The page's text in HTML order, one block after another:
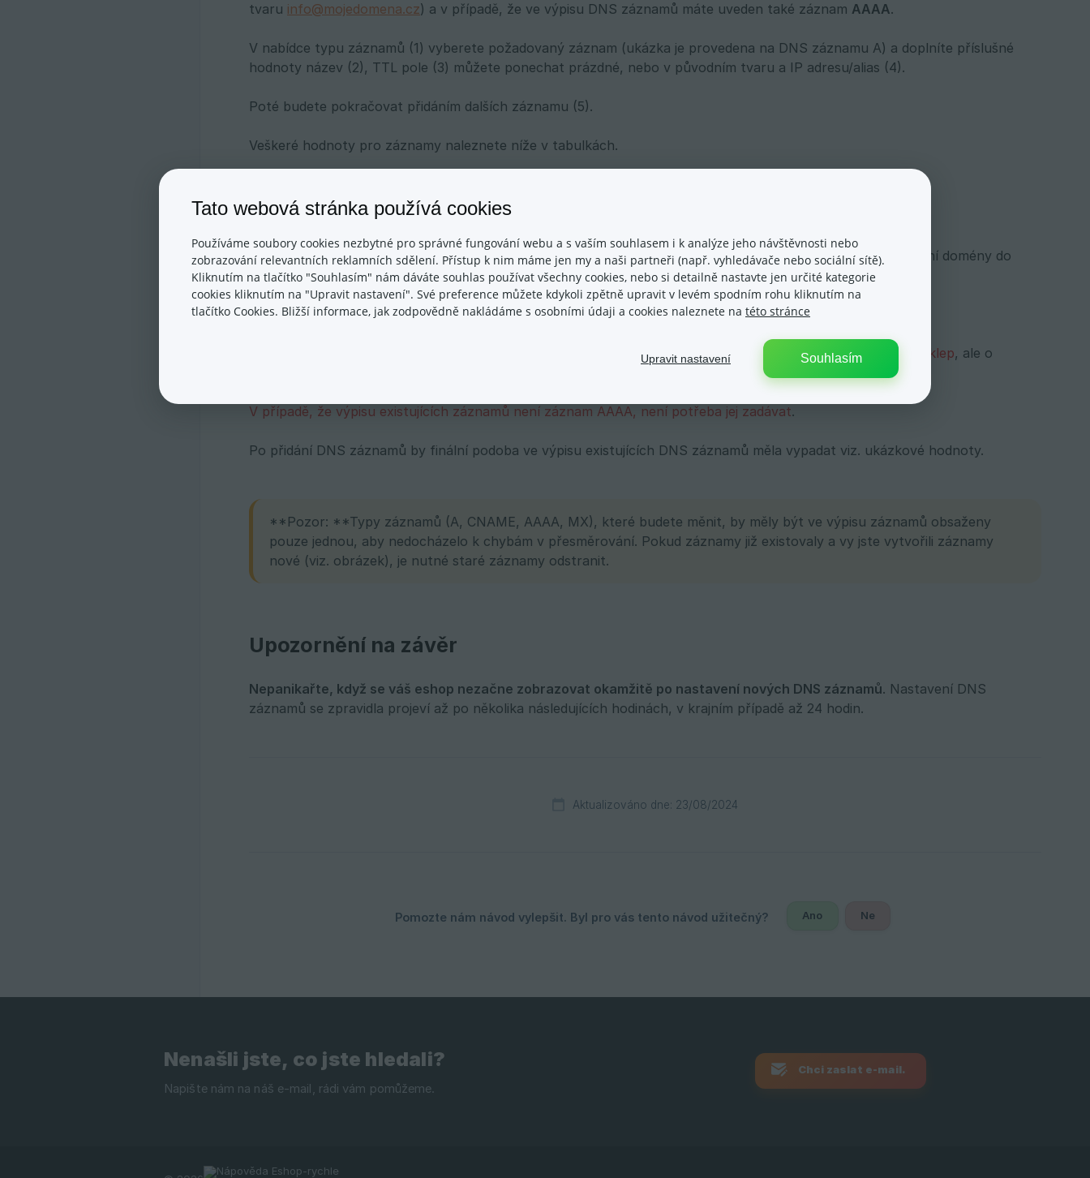
tvaru info@mojedomena.cz) a v případě, že ve výpisu DNS záznamů máte uveden také záznam AAAA.
V nabídce typu záznamů (1) vyberete požadovaný záznam (ukázka je provedena na DNS záznamu A) a doplníte příslušné
hodnoty název (2), TTL pole (3) můžete ponechat prázdné, nebo v původním tvaru a IP adresu/alias (4).
Poté budete pokračovat přidáním dalších záznamu (5).
Veškeré hodnoty pro záznamy naleznete níže v tabulkách.
Kde najít správné DNS záznamy pro nastavení
Hodnoty naleznete v administraci svého e-shopu v sekci Nastavení -> Domény -> Nastavení domén po přidání domény do
administrace a rozkliknutí textu Jak správně nastavit doménu.
Více v obecném návodu na nastavení domény
Věnujte v záznamech pozornost tečkám a dvojtečkám včetně zdvojené dvojtečky na konci (nejedná se o překlep, ale o
V případě, že výpisu existujících záznamů není záznam AAAA, není potřeba jej zadávat.
Po přidání DNS záznamů by finální podoba ve výpisu existujících DNS záznamů měla vypadat viz. ukázkové hodnoty.
**Pozor: **Typy záznamů (A, CNAME, AAAA, MX), které budete měnit, by měly být ve výpisu záznamů obsaženy
pouze jednou, aby nedocházelo k chybám v přesměrování. Pokud záznamy již existovaly a vy jste vytvořili záznamy
nové (viz. obrázek), je nutné staré záznamy odstranit.
Upozornění na závěr
Nepanikařte, když se váš eshop nezačne zobrazovat okamžitě po nastavení nových DNS záznamů. Nastavení DNS
záznamů se zpravidla projeví až po několika následujících hodinách, v krajním případě až 24 hodin.
Aktualizováno dne: 23/08/2024
Ano Ne
Nenašli jste, co jste hledali? Chci zaslat e-mail.
Tato webová stránka používá cookies
Používáme soubory cookies nezbytné pro správné fungování webu a s vaším souhlasem i k analýze jeho návštěvnosti nebo
zobrazování relevantních reklamních sdělení. Přístup k nim máme jen my a naši partneři (např. vyhledávače nebo sociální sítě).
Kliknutím na tlačítko "Souhlasím" nám dáváte souhlas používat všechny cookies, nebo si detailně nastavte jen určité kategorie
cookies kliknutím na "Upravit nastavení". Své preference můžete kdykoli zpětně upravit v levém spodním rohu kliknutím na
tlačítko Cookies. Bližší informace, jak zodpovědně nakládáme s osobními údaji a cookies naleznete na této stránce
Souhlasím
Upravit nastavení